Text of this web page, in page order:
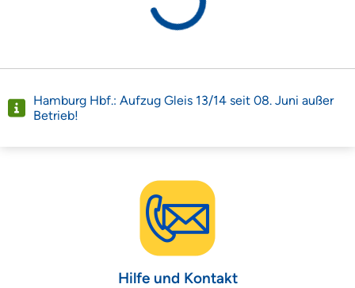
Hamburg Hbf.: Aufzug Gleis 13/14 seit 08. Juni außer
Betrieb!
Hilfe und Kontakt